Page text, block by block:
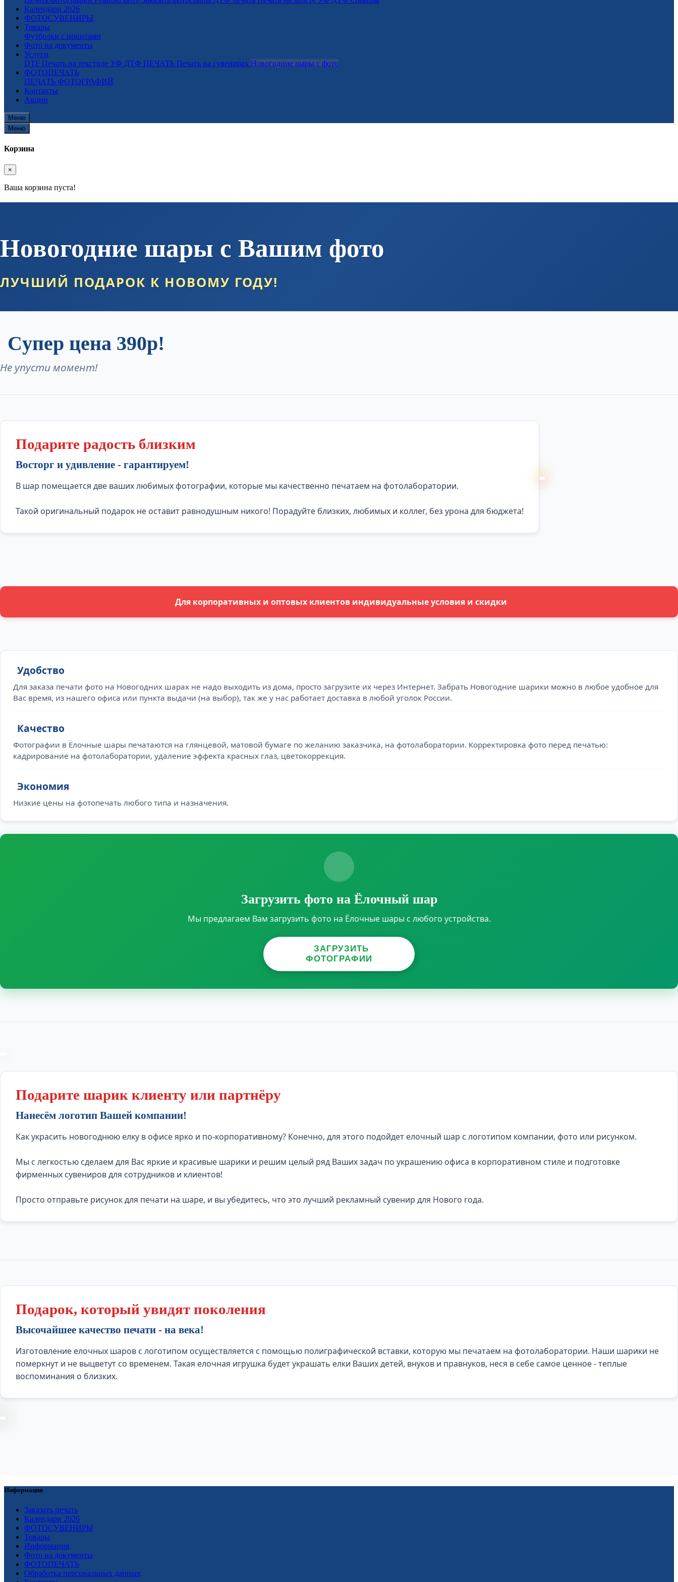
Календари 2026
ФОТОСУВЕНИРЫ
Товары
Футболки с принтами
Фото на документы
Услуги
DTF Печать на текстиле УФ ДТФ ПЕЧАТЬ Печать на сувенирах Новогодние шары с фото
ФОТОПЕЧАТЬ
ПЕЧАТЬ ФОТОГРАФИЙ
Контакты
Акции
Меню
Меню
Корзина
×
Ваша корзина пуста!
Новогодние шары с Вашим фото
ЛУЧШИЙ ПОДАРОК К НОВОМУ ГОДУ!
Cупер цена 390р!
Не упусти момент!
Подарите радость близким
Восторг и удивление - гарантируем!
В шар помещается две ваших любимых фотографии, которые мы качественно печатаем на фотолаборатории.
Такой оригинальный подарок не оставит равнодушным никого! Порадуйте близких, любимых и коллег, без урона для бюджета!
Для корпоративных и оптовых клиентов индивидуальные условия и скидки
Удобство
Для заказа печати фото на Новогодних шарах не надо выходить из дома, просто загрузите их через Интернет. Забрать Новогодние шарики можно в любое удобное для
Вас время, из нашего офиса или пункта выдачи (на выбор), так же у нас работает доставка в любой уголок России.
Качество
Фотографии в Ёлочные шары печатаются на глянцевой, матовой бумаге по желанию заказчика, на фотолаборатории. Корректировка фото перед печатью:
кадрирование на фотолаборатории, удаление эффекта красных глаз, цветокоррекция.
Экономия
Низкие цены на фотопечать любого типа и назначения.
Загрузить фото на Ёлочный шар
Мы предлагаем Вам загрузить фото на Ёлочные шары с любого устройства.
ЗАГРУЗИТЬ
ФОТОГРАФИИ
Подарите шарик клиенту или партнёру
Нанесём логотип Вашей компании!
Как украсить новогоднюю елку в офисе ярко и по-корпоративному? Конечно, для этого подойдет елочный шар с логотипом компании, фото или рисунком.
Мы с легкостью сделаем для Вас яркие и красивые шарики и решим целый ряд Ваших задач по украшению офиса в корпоративном стиле и подготовке
фирменных сувениров для сотрудников и клиентов!
Просто отправьте рисунок для печати на шаре, и вы убедитесь, что это лучший рекламный сувенир для Нового года.
Подарок, который увидят поколения
Высочайшее качество печати - на века!
Изготовление елочных шаров с логотипом осуществляется с помощью полиграфической вставки, которую мы печатаем на фотолаборатории. Наши шарики не
померкнут и не выцветут со временем. Такая елочная игрушка будет украшать елки Ваших детей, внуков и правнуков, неся в себе самое ценное - теплые
воспоминания о близких.
Информация
Заказать печать
Календари 2026
ФОТОСУВЕНИРЫ
Товары
Информация
Фото на документы
ФОТОПЕЧАТЬ
Обработка персональных данных